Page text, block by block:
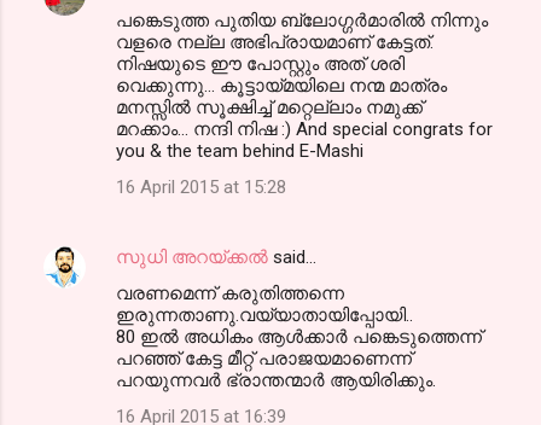
പങ്കെടുത്ത പുതിയ ബ്ലോഗ്ഗര്‍മാരില്‍ നിന്നും
വളരെ നല്ല അഭിപ്രായമാണ് കേട്ടത്.
നിഷയുടെ ഈ പോസ്റ്റും അത് ശരി
വെക്കുന്നു... കൂട്ടായ്മയിലെ നന്മ മാത്രം
മനസ്സില്‍ സൂക്ഷിച്ച് മറ്റെല്ലാം നമുക്ക്
മറക്കാം... നന്ദി നിഷ :) And special congrats for
you & the team behind E-Mashi
16 April 2015 at 15:28
സുധി അറയ്ക്കൽ said…
വരണമെന്ന് കരുതിത്തന്നെ
ഇരുന്നതാണു.വയ്യാതായിപ്പോയി..
80 ഇൽ അധികം ആൾക്കാർ പങ്കെടുത്തെന്ന്
പറഞ്ഞ്‌ കേട്ട മീറ്റ്‌ പരാജയമാണെന്ന്
പറയുന്നവർ ഭ്രാന്തന്മാർ ആയിരിക്കും.
16 April 2015 at 16:39